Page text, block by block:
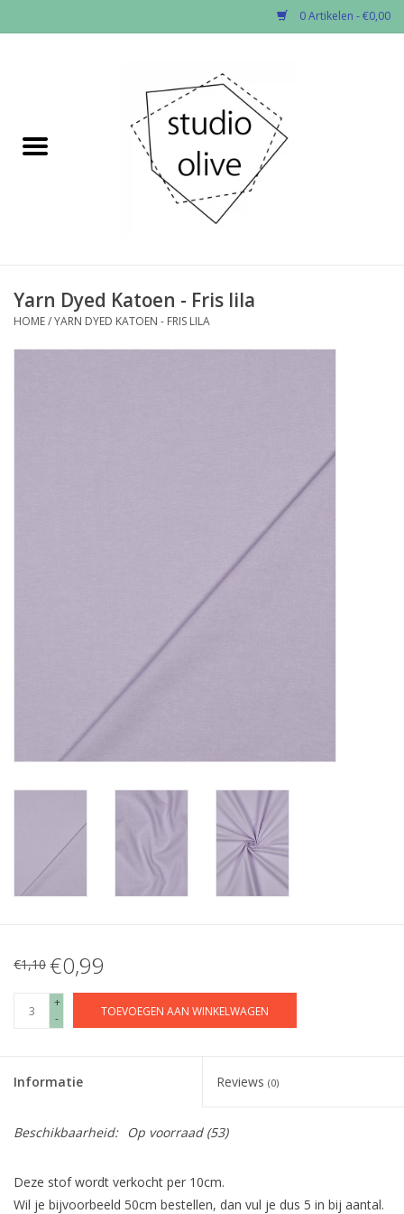
0 Artikelen - €0,00
✂︎Nieuw
Fournituren
Yarn Dyed Katoen - Fris lila
HOME/YARN DYED KATOEN - FRIS LILA
€1,10 €0,99
+
-
TOEVOEGEN AAN WINKELWAGEN
Informatie Reviews (0)
Beschikbaarheid: Op voorraad(53)
Deze stof wordt verkocht per 10cm.
Wil je bijvoorbeeld 50cm bestellen, dan vul je dus 5 in bij aantal.